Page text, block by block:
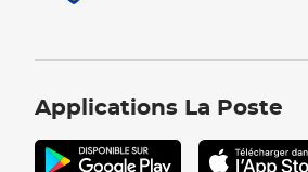
Applications La Poste